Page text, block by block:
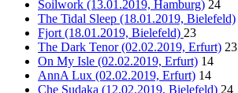
Soilwork (13.01.2019, Hamburg) 24
The Tidal Sleep (18.01.2019, Bielefeld)
Fjort (18.01.2019, Bielefeld) 23
The Dark Tenor (02.02.2019, Erfurt) 23
On My Isle (02.02.2019, Erfurt) 14
AnnA Lux (02.02.2019, Erfurt) 14
Che Sudaka (12.02.2019, Bielefeld) 24